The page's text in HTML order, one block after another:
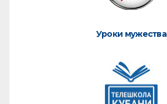
Уроки мужества